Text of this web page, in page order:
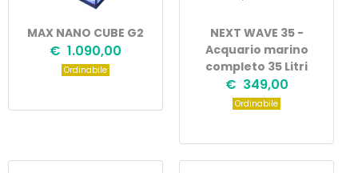
MAX NANO CUBE G2
€ 1.090,00
Ordinabile
NEXT WAVE 35 -
Acquario marino
completo 35 Litri
€ 349,00
Ordinabile